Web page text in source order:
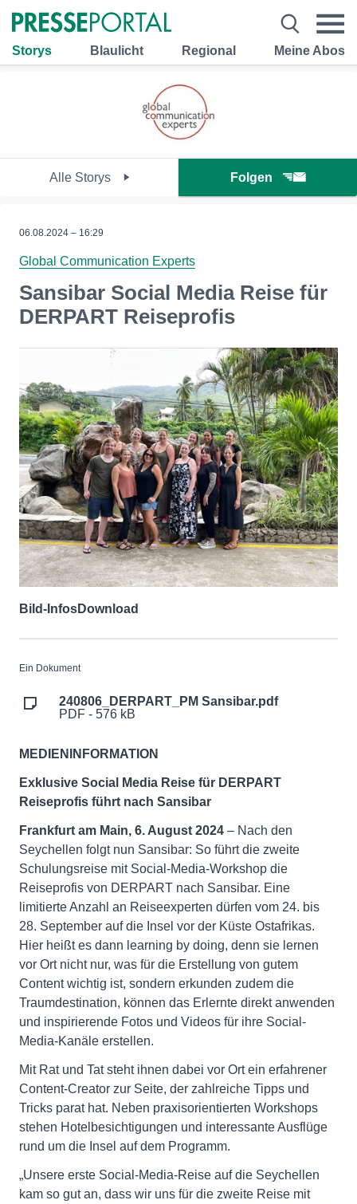
Storys Blaulicht Regional Meine Abos
Alle Storys Folgen
06.08.2024 – 16:29
Global Communication Experts
Sansibar Social Media Reise für
DERPART Reiseprofis
Bild-InfosDownload
Ein Dokument
240806_DERPART_PM Sansibar.pdf
PDF - 576 kB
MEDIENINFORMATION
Exklusive Social Media Reise für DERPART
Reiseprofis führt nach Sansibar
Frankfurt am Main, 6. August 2024 – Nach den
Seychellen folgt nun Sansibar: So führt die zweite
Schulungsreise mit Social-Media-Workshop die
Reiseprofis von DERPART nach Sansibar. Eine
limitierte Anzahl an Reiseexperten dürfen vom 24. bis
28. September auf die Insel vor der Küste Ostafrikas.
Hier heißt es dann learning by doing, denn sie lernen
vor Ort nicht nur, was für die Erstellung von gutem
Content wichtig ist, sondern erkunden zudem die
Traumdestination, können das Erlernte direkt anwenden
und inspirierende Fotos und Videos für ihre Social-
Media-Kanäle erstellen.
Mit Rat und Tat steht ihnen dabei vor Ort ein erfahrener
Content-Creator zur Seite, der zahlreiche Tipps und
Tricks parat hat. Neben praxisorientierten Workshops
stehen Hotelbesichtigungen und interessante Ausflüge
rund um die Insel auf dem Programm.
„Unsere erste Social-Media-Reise auf die Seychellen
kam so gut an, dass wir uns für die zweite Reise mit